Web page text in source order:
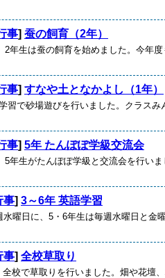
事] 蚕の飼育（2年）
生は蚕の飼育を始めました。今年度
事] すなや土となかよし（1年）
で砂場遊びを行いました。クラスみ
事] 5年 たんぽぽ学級交流会
生がたんぽぽ学級と交流会を行いま
事] 3～6年 英語学習
日に、5・6年生は毎週水曜日と金曜
事] 全校草取り
校で草取りを行いました。畑や花壇、